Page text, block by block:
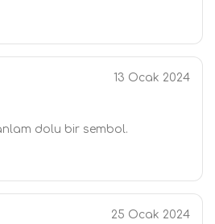
13 Ocak 2024
dolu bir sembol.
25 Ocak 2024